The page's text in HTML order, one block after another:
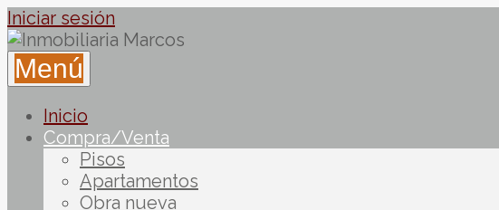
Iniciar sesión
Menú
Inicio
Compra/Venta
Pisos
Apartamentos
Obra nueva